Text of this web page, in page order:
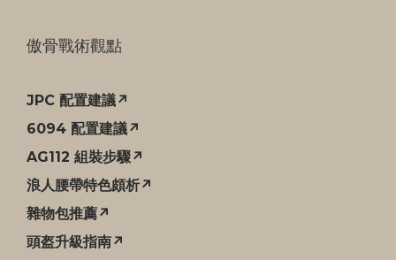
傲骨戰術觀點
JPC 配置建議↗
6094 配置建議↗
AG112 組裝步驟↗
浪人腰帶特色頗析↗
雜物包推薦↗
頭盔升級指南↗